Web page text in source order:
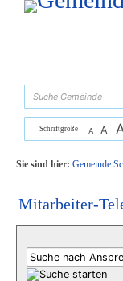
Zum Inhalt, zur Navigation
Schriftgröße A A
Sie sind hier: Gemeinde
Mitarbeiter-